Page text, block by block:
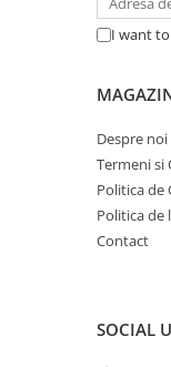
Ecrane Digital
Proiectoare
Proiectoare Consumer
Componente
Plăci de baza
Plăci de Bază Amd
Plăci Video Gaming
I want
Despre noi
Termeni si
Politica
Politica de
Contact
SOCIAL